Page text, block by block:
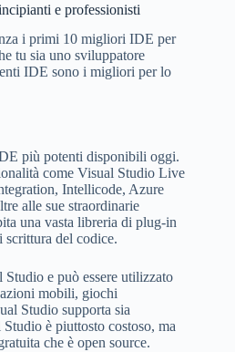
e professionisti
i primi 10 migliori IDE per
tu sia uno sviluppatore
IDE sono i migliori per lo
più potenti disponibili oggi.
come Visual Studio Live
Intellicode, Azure
alle sue straordinarie
una vasta libreria di plug-in
scrittura del codice.
e può essere utilizzato
mobili, giochi
Studio supporta sia
è piuttosto costoso, ma
che è open source.